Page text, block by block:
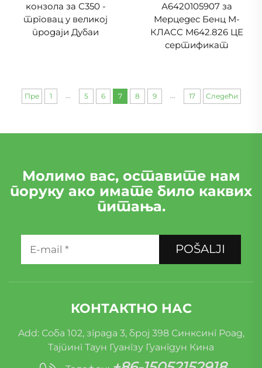
конзола за С350 -
трговац у великој
продаји Дубаи
А6420105907 за
Мерцедес Бенц М-
КЛАСС М642.826 ЦЕ
сертификат
Пре 1 5 6 7 8 9 17 Следећи
Молимо вас, оставите нам
поруку ако имате било каквих
питања.
POŠALJI
КОНТАКТНО НАС
Add: Соба 102, зграда 3, број 398 Синксинг Роад,
Тајпинг Таун Гуангзу Гуангдун Кина